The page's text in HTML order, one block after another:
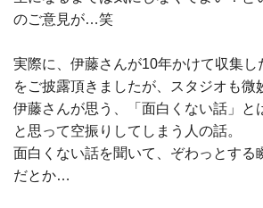
のご意見が…笑
実際に、伊藤さんが10年かけて収集し
をご披露頂きましたが、スタジオも
伊藤さんが思う、「面白くない話」と
と思って空振りしてしまう人の話。
面白くない話を聞いて、ぞわっとする
だとか…